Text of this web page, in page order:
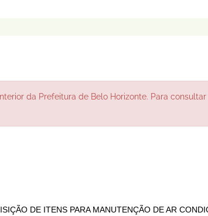
da Prefeitura de Belo Horizonte. Para consultar
DE ITENS PARA MANUTENÇÃO DE AR